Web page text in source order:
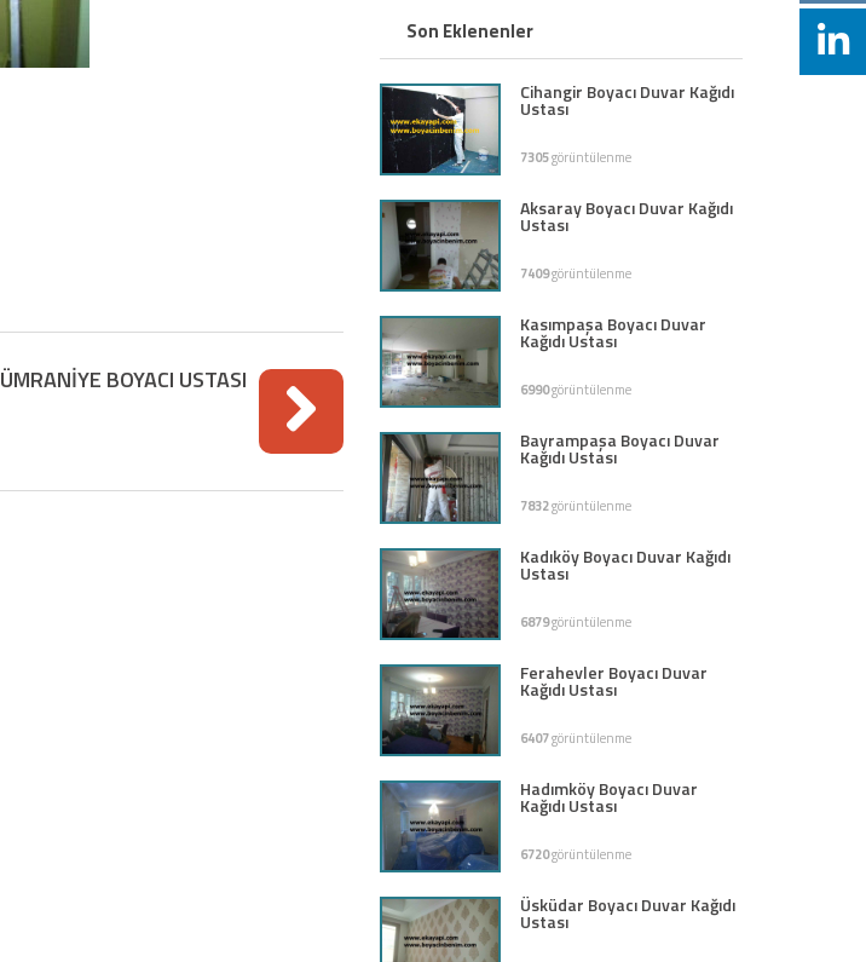
ÜMRANİYE BOYACI USTASI
Son Eklenenler
Cihangir Boyacı Duvar Kağıdı
Ustası
7305görüntülenme
Aksaray Boyacı Duvar Kağıdı
Ustası
7409görüntülenme
Kasımpaşa Boyacı Duvar
Kağıdı Ustası
6990görüntülenme
Bayrampaşa Boyacı Duvar
Kağıdı Ustası
7832görüntülenme
Kadıköy Boyacı Duvar Kağıdı
Ustası
6879görüntülenme
Ferahevler Boyacı Duvar
Kağıdı Ustası
6407görüntülenme
Hadımköy Boyacı Duvar
Kağıdı Ustası
6720görüntülenme
Üsküdar Boyacı Duvar Kağıdı
Ustası